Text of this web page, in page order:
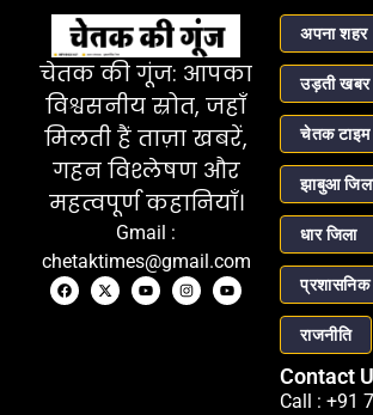
चेतक की गूंज: आपका
विश्वसनीय स्रोत, जहाँ
मिलती हैं ताज़ा खबरें,
गहन विश्लेषण और
महत्वपूर्ण कहानियाँ।
Gmail :
chetaktimes@gmail.com
अपना शहर
उड़ती खबर
चेतक टाइम
झाबुआ
धार जिला
प्रशासनिक
राजनीति
Contact
Call : +91